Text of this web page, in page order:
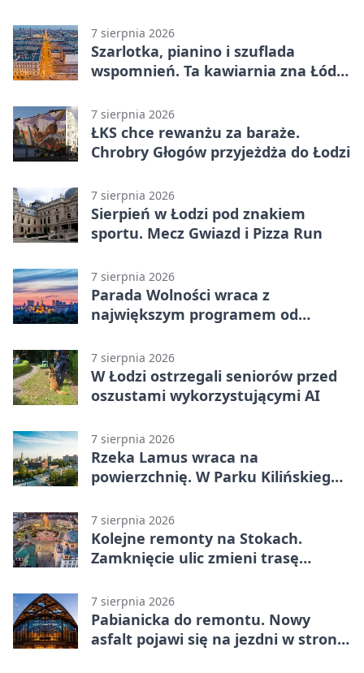
7 sierpnia 2026
Szarlotka, pianino i szuflada
wspomnień. Ta kawiarnia zna Łódź
7 sierpnia 2026
ŁKS chce rewanżu za baraże.
Chrobry Głogów przyjeżdża do Łodzi
7 sierpnia 2026
Sierpień w Łodzi pod znakiem
sportu. Mecz Gwiazd i Pizza Run
7 sierpnia 2026
Parada Wolności wraca z
największym programem od
platform
7 sierpnia 2026
W Łodzi ostrzegali seniorów przed
oszustami wykorzystującymi AI
7 sierpnia 2026
Rzeka Lamus wraca na
powierzchnię. W Parku Kilińskiego
7 sierpnia 2026
Kolejne remonty na Stokach.
Zamknięcie ulic zmieni trasę
7 sierpnia 2026
Pabianicka do remontu. Nowy
asfalt pojawi się na jezdni w stronę